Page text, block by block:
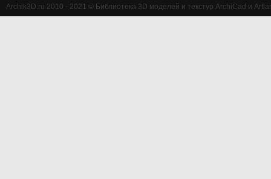
Archik3D.ru 2010 - 2021 © Библиотека 3D моделей и текстур ArchiCad и